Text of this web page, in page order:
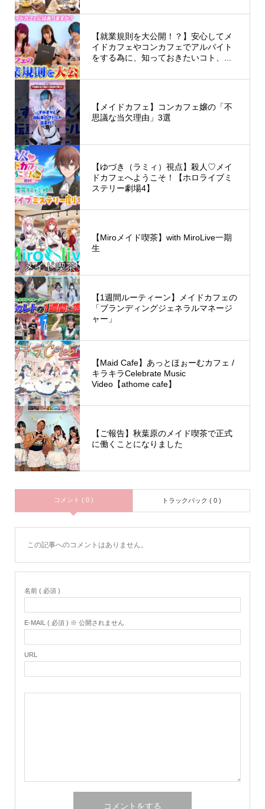
【就業規則を大公開！？】安心してメ
イドカフェやコンカフェでアルバイト
をする為に、知っておきたいコト、...
【メイドカフェ】コンカフェ嬢の「不
思議な当欠理由」3選
【ゆづき（ラミィ）視点】殺人♡メイ
ドカフェへようこそ！【ホロライブミ
ステリー劇場4】
【Miroメイド喫茶】with MiroLive一期
生
【1週間ルーティーン】メイドカフェの
「ブランディングジェネラルマネージ
ャー」
【Maid Cafe】あっとほぉーむカフェ /
キラキラCelebrate Music
Video【athome cafe】
【ご報告】秋葉原のメイド喫茶で正式
に働くことになりました
コメント ( 0 ) トラックバック ( 0 )
この記事へのコメントはありません。
名前 ( 必須 )
E-MAIL ( 必須 ) ※ 公開されません
URL